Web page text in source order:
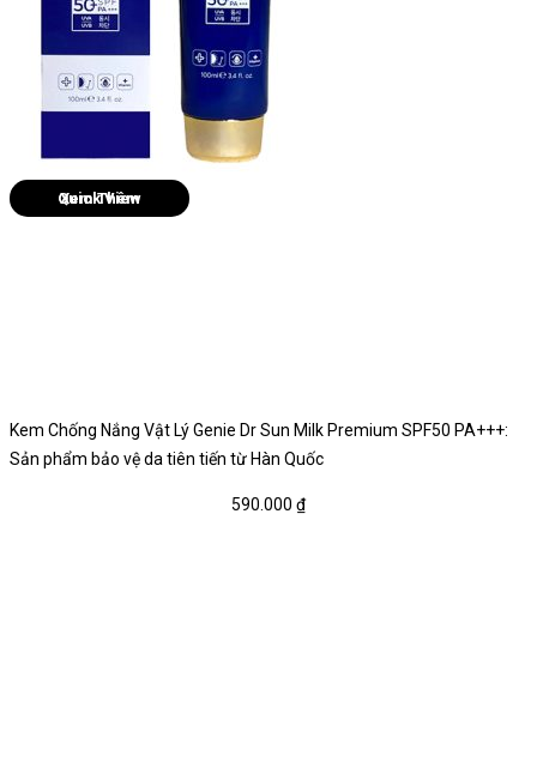
Quick View
Kem Chống Nắng Vật Lý Genie Dr Sun Milk Premium SPF50 PA+++:
Sản phẩm bảo vệ da tiên tiến từ Hàn Quốc
590.000 ₫